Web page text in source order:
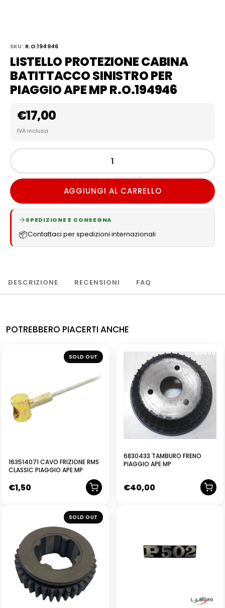
SKU: R.O.194946
LISTELLO PROTEZIONE CABINA
BATITTACCO SINISTRO PER
PIAGGIO APE MP R.O.194946
€17,00
IVA inclusa
AGGIUNGI AL CARRELLO
SPEDIZIONE E CONSEGNA
📦Contattaci per spedizioni internazionali
DESCRIZIONE RECENSIONI FAQ
POTREBBERO PIACERTI ANCHE
SOLD OUT
163514071 CAVO FRIZIONE RMS
CLASSIC PIAGGIO APE MP
€1,50
NUOVO
6830433 TAMBURO FRENO
PIAGGIO APE MP
€40,00
NUOVO
SOLD OUT